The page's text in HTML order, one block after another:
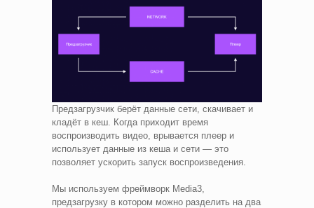
Предзагрузчик берёт данные сети, скачивает и
кладёт в кеш. Когда приходит время
воспроизводить видео, врывается плеер и
использует данные из кеша и сети — это
позволяет ускорить запуск воспроизведения.
Мы используем фреймворк Media3,
предзагрузку в котором можно разделить на два